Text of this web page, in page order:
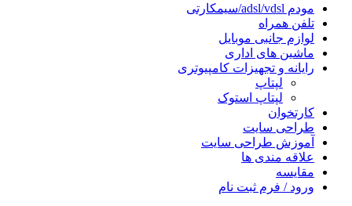
مودم adsl/vdsl/سیمکارتی
تلفن همراه
لوازم جانبی موبایل
ماشین های اداری
رایانه و تجهیزات کامپیوتری
لپتاپ
لپتاپ استوک
کارتخوان
طراحی سایت
آموزش طراحی سایت
علاقه مندی ها
مقایسه
ورود / فرم ثبت نام